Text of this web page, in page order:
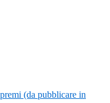
(da pubblicare in